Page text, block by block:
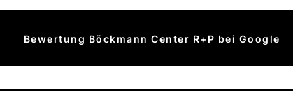
Bewertung Böckmann Center R+P bei Google